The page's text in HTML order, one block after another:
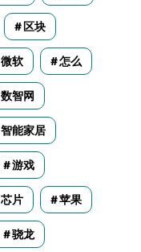
区块
微软 怎么
数智网
智能家居
游戏
芯片 苹果
骁龙